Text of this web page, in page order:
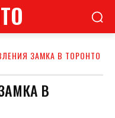
ЗАМКА В ТОРОНТО
В